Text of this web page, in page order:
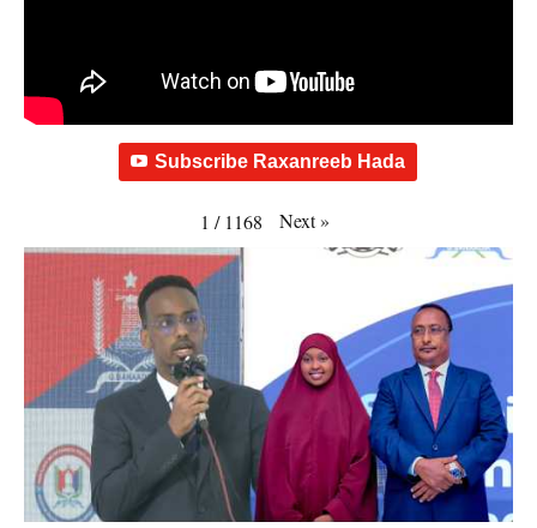
Subscribe Raxanreeb Hada
1 / 1168 Next»